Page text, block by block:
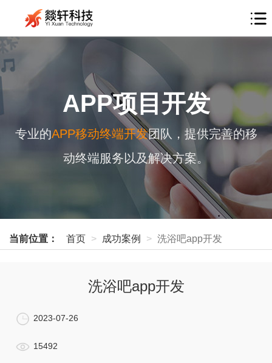
APP项目开发
专业的APP移动终端开发团队，提供完善的移
动终端服务以及解决方案。
当前位置： 首页 成功案例 洗浴吧app开发
洗浴吧app开发
2023-07-26
15492